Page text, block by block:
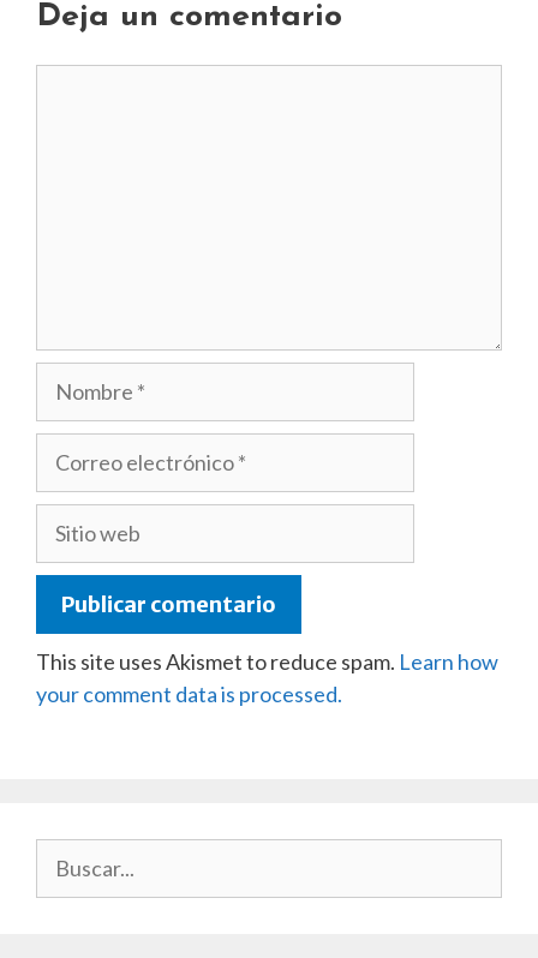
Deja un comentario
This site uses Akismet to reduce spam. Learn how
your comment data is processed.